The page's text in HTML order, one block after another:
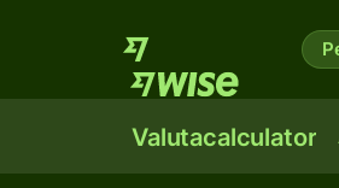
Valutacalculator